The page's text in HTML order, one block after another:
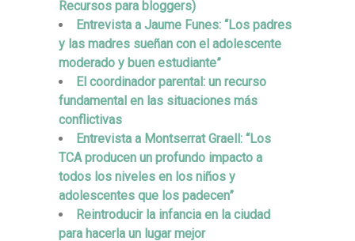
Recursos para bloggers)
Entrevista a Jaume Funes: “Los padres
y las madres sueñan con el adolescente
moderado y buen estudiante”
El coordinador parental: un recurso
fundamental en las situaciones más
conflictivas
Entrevista a Montserrat Graell: “Los
TCA producen un profundo impacto a
todos los niveles en los niños y
adolescentes que los padecen”
Reintroducir la infancia en la ciudad
para hacerla un lugar mejor